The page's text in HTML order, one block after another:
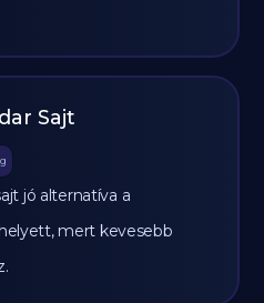
Sajt
g
jó alternatíva a
mert kevesebb